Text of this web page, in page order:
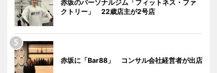
赤坂のパーソナルジム「フィットネス・ファ
クトリー」 22歳店主が2号店
赤坂に「Bar88」 コンサル会社経営者が出店